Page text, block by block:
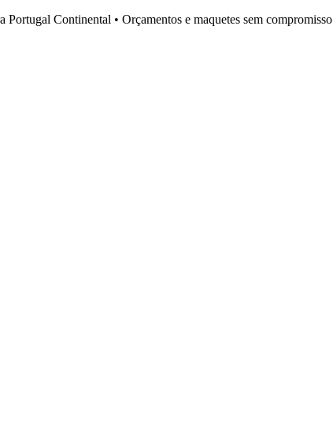
Portugal Continental • Orçamentos e maquetes sem compromisso